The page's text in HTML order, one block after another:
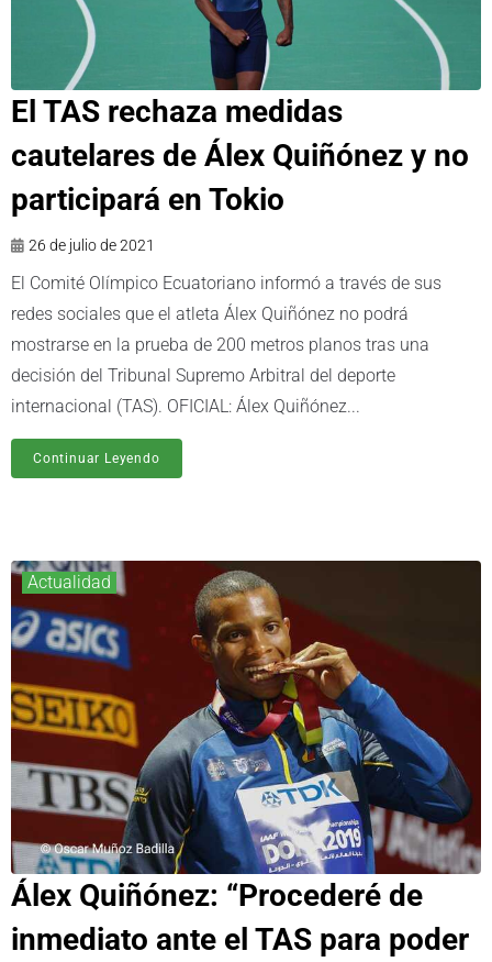
El TAS rechaza medidas
cautelares de Álex Quiñónez y no
participará en Tokio
26 de julio de 2021
El Comité Olímpico Ecuatoriano informó a través de sus
redes sociales que el atleta Álex Quiñónez no podrá
mostrarse en la prueba de 200 metros planos tras una
decisión del Tribunal Supremo Arbitral del deporte
internacional (TAS). OFICIAL: Álex Quiñónez...
Continuar Leyendo
Actualidad
Álex Quiñónez: “Procederé de
inmediato ante el TAS para poder